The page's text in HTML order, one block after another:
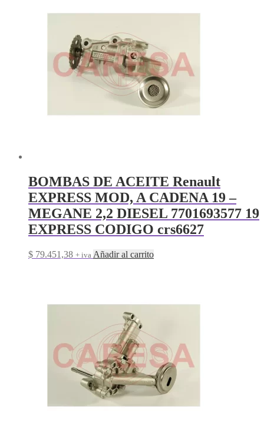
BOMBAS DE ACEITE Renault
EXPRESS MOD, A CADENA 19 –
MEGANE 2,2 DIESEL 7701693577 19
EXPRESS CODIGO crs6627
$ 79.451,38 + iva Añadir al carrito